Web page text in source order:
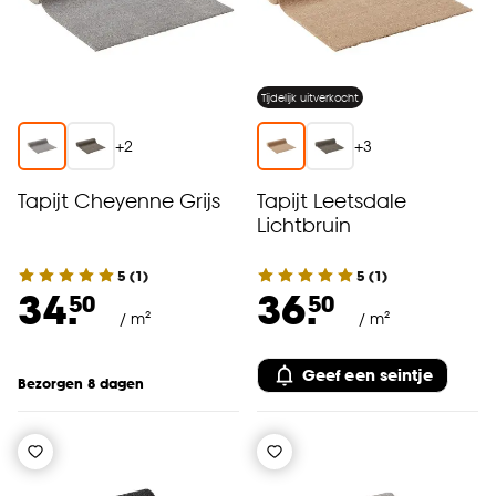
+2
Tapijt Cheyenne Grijs
5 (1)
34.50
/ m²
Bezorgen 8 dagen
Tijdelijk uitverkocht
+3
Tapijt Leetsdale
Lichtbruin
5 (1)
36.50
/ m²
Geef een seintje